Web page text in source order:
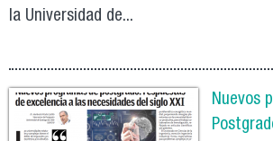
la Universidad de...
Nuevos